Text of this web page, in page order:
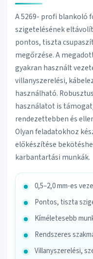
A 5269- profi blankoló
szigetelésének
pontos, tiszta
megőrzése. A
gyakran használt
villanyszerelési,
használható.
használatot is
rendezettebben és
Olyan feladatokhoz
előkészítése
karbantartási munkák.
0,5–2,0 mm-es
Pontos, tiszta
Kíméletesebb
Rendszeres
Villanyszerelési,